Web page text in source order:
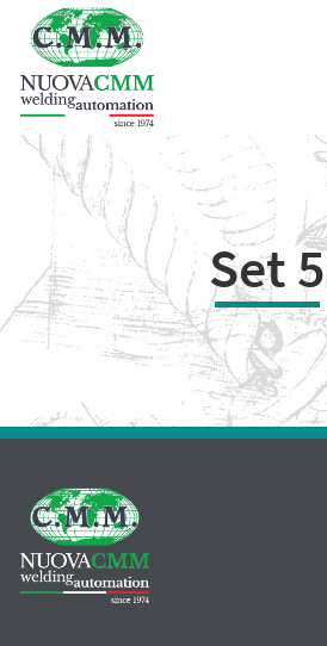
I nostri prodotti
Divisione Beam Line
Divisione Automation Line
Applicazioni
Download
Contatti
Set 5